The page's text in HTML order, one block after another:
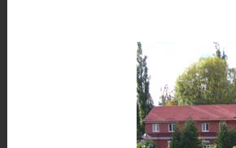
Общественные здания и сооружения